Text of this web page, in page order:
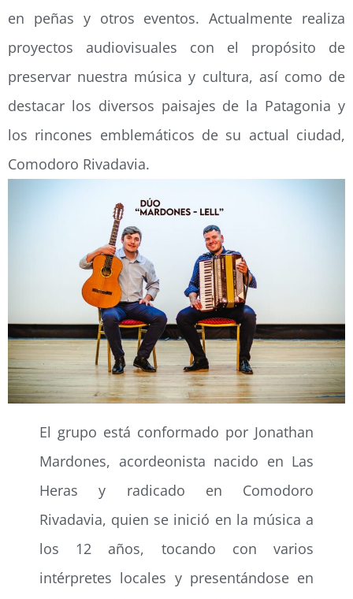
en peñas y otros eventos. Actualmente realiza
proyectos audiovisuales con el propósito de
preservar nuestra música y cultura, así como de
destacar los diversos paisajes de la Patagonia y
los rincones emblemáticos de su actual ciudad,
Comodoro Rivadavia.
El grupo está conformado por Jonathan
Mardones, acordeonista nacido en Las
Heras y radicado en Comodoro
Rivadavia, quien se inició en la música a
los 12 años, tocando con varios
intérpretes locales y presentándose en